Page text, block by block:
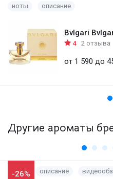
ноты описание
Bvlgari
4 2 отзыва
от 1 590 до
Другие ароматы
-26% описание